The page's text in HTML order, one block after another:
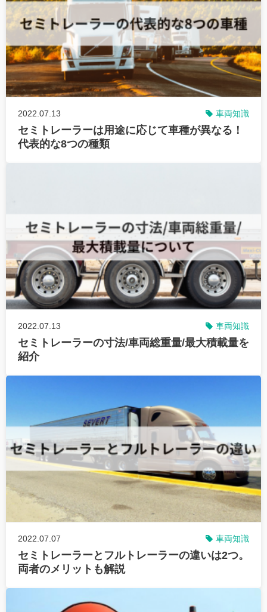
2022.07.13 車両知識
セミトレーラーは用途に応じて車種が異なる！
代表的な8つの種類
2022.07.13 車両知識
セミトレーラーの寸法/車両総重量/最大積載量を
紹介
2022.07.07 車両知識
セミトレーラーとフルトレーラーの違いは2つ。
両者のメリットも解説